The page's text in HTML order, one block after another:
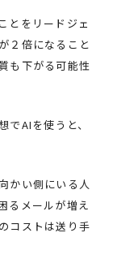
とをリードジェ
２倍になること
も下がる可能性
でAIを使うと、
かい側にいる人
るメールが増え
コストは送り手